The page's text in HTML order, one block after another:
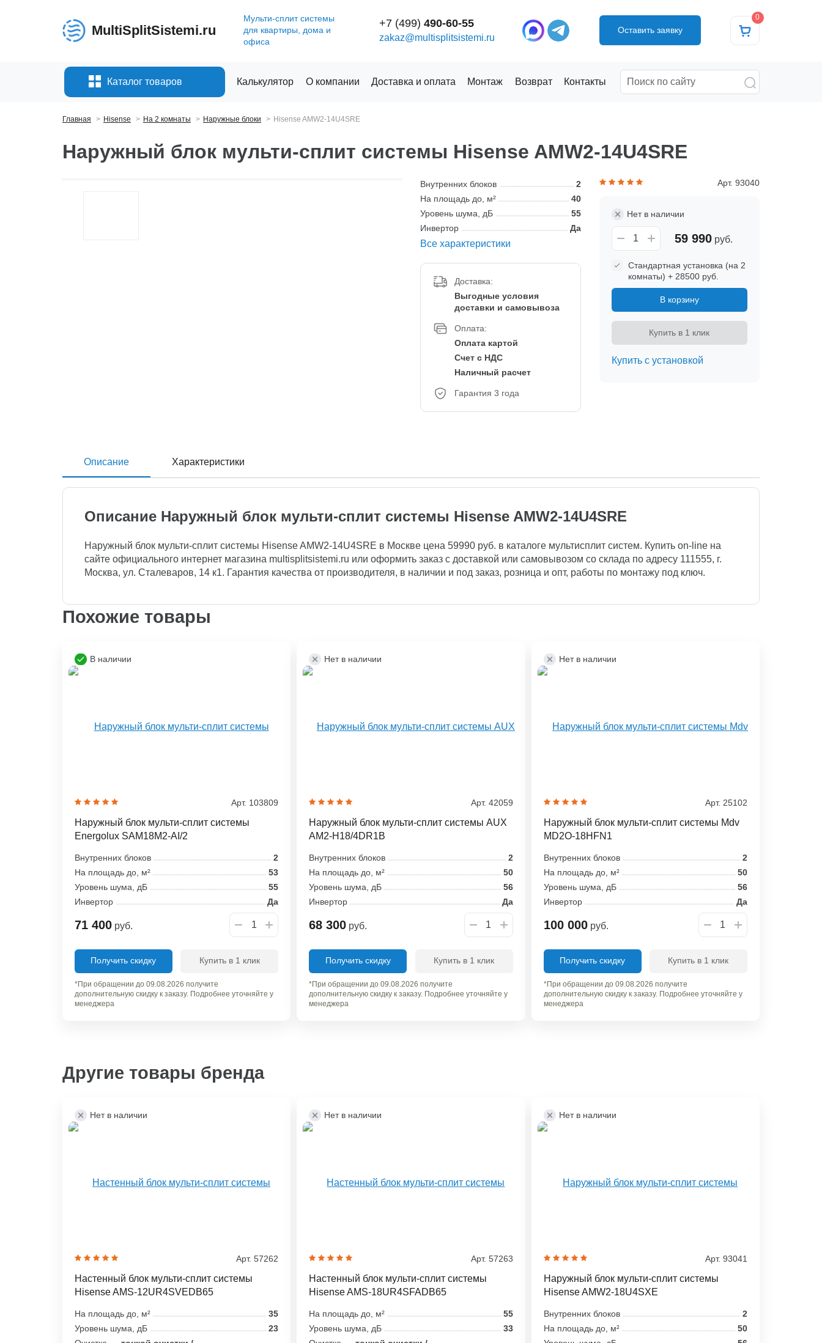
MultiSplitSistemi.ru
Мульти-сплит системы
для квартиры, дома и
офиса
+7 (499)490-60-55
zakaz@multisplitsistemi.ru
Оставить заявку
0
Каталог товаров Калькулятор О компании Доставка и оплата Монтаж Возврат Контакты
Главная Hisense На 2 комнаты Наружные блоки Hisense AMW2-14U4SRE
Наружный блок мульти-сплит системы Hisense AMW2-14U4SRE
Внутренних блоков
2
На площадь до, м²
40
Уровень шума, дБ
55
Инвертор
Да
Все характеристики
Доставка:
Выгодные условия
доставки и самовывоза
Оплата:
Оплата картой
Счет с НДС
Наличный расчет
Гарантия 3 года
Арт. 93040
Нет в наличии
59 990руб.
Стандартная установка (на 2
комнаты) + 28500 руб.
В корзину
Купить в 1 клик
Купить с установкой
Описание Характеристики
Описание Наружный блок мульти-сплит системы Hisense AMW2-14U4SRE
Наружный блок мульти-сплит системы Hisense AMW2-14U4SRE в Москве цена 59990 руб. в каталоге мультисплит систем. Купить on-line на
сайте официального интернет магазина multisplitsistemi.ru или оформить заказ с доставкой или самовывозом со склада по адресу 111555, г.
Москва, ул. Сталеваров, 14 к1. Гарантия качества от производителя, в наличии и под заказ, розница и опт, работы по монтажу под ключ.
Похожие товары
В наличии
Арт. 103809
Наружный блок мульти-сплит системы
Energolux SAM18M2-AI/2
Внутренних блоков
2
На площадь до, м²
53
Уровень шума, дБ
55
Инвертор
Да
71 400 руб.
Получить скидку Купить в 1 клик
*При обращении до 09.08.2026 получите
дополнительную скидку к заказу. Подробнее уточняйте у
менеджера
Нет в наличии
Арт. 42059
Наружный блок мульти-сплит системы AUX
AM2-H18/4DR1B
Внутренних блоков
2
На площадь до, м²
50
Уровень шума, дБ
56
Инвертор
Да
68 300 руб.
Получить скидку Купить в 1 клик
*При обращении до 09.08.2026 получите
дополнительную скидку к заказу. Подробнее уточняйте у
менеджера
Нет в наличии
Арт. 25102
Наружный блок мульти-сплит системы Mdv
MD2O-18HFN1
Внутренних блоков
2
На площадь до, м²
50
Уровень шума, дБ
56
Инвертор
Да
100 000руб.
Получить скидку Купить в 1 клик
*При обращении до 09.08.2026 получите
дополнительную скидку к заказу. Подробнее уточняйте у
менеджера
Другие товары бренда
Нет в наличии
Арт. 57262
Настенный блок мульти-сплит системы
Hisense AMS-12UR4SVEDB65
На площадь до, м²
35
Уровень шума, дБ
23
Нет в наличии
Арт. 57263
Настенный блок мульти-сплит системы
Hisense AMS-18UR4SFADB65
На площадь до, м²
55
Уровень шума, дБ
33
Нет в наличии
Арт. 93041
Наружный блок мульти-сплит системы
Hisense AMW2-18U4SXE
Внутренних блоков
2
На площадь до, м²
50